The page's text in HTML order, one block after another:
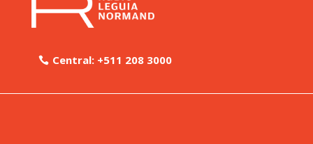
Central: +511 208 3000